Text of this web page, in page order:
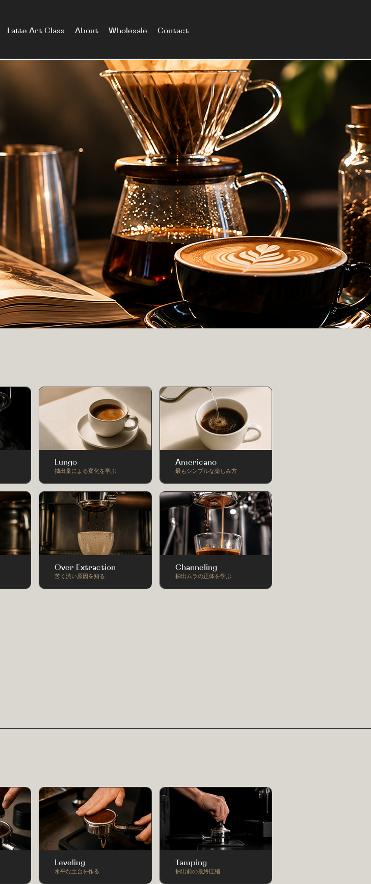
Latte Art Class About Wholesale Contact
Lungo
抽出量による変化を学ぶ
Americano
最もシンプルな楽しみ方
Over Extraction
苦く渋い原因を知る
Channeling
抽出ムラの正体を学ぶ
Leveling
水平な土台を作る
Tamping
抽出前の最終圧縮